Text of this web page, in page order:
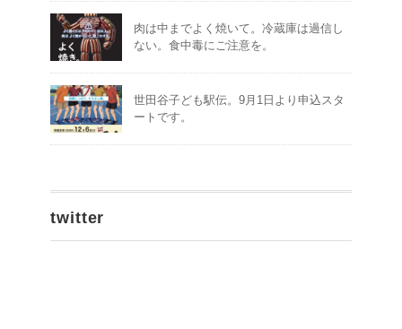
肉は中までよく焼いて。冷蔵庫は過信し
ない。食中毒にご注意を。
世田谷子ども駅伝。9月1日より申込スタ
ートです。
twitter